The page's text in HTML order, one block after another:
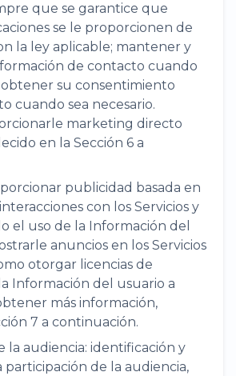
que se garantice que
se le proporcionen de
la ley aplicable; mantener y
de contacto cuando
su consentimiento
cuando sea necesario.
marketing directo
en la Sección 6 a
publicidad basada en
con los Servicios y
el uso de la Información del
anuncios en los Servicios
otorgar licencias de
Información del usuario a
más información,
7 a continuación.
la audiencia: identificación y
de la audiencia,